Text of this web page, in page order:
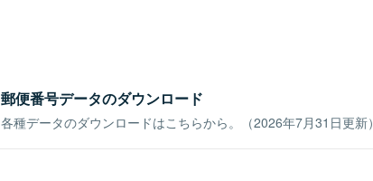
郵便番号データのダウンロード
各種データのダウンロードはこちらから。（2026年7月31日更新）